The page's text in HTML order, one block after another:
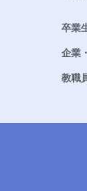
卒業
企業
教職